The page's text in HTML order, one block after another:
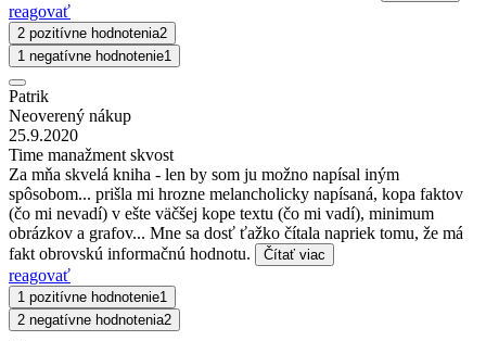
reagovať
2 pozitívne hodnotenia2
1 negatívne hodnotenie1
Patrik
Neoverený nákup
25.9.2020
Time manažment skvost
Za mňa skvelá kniha - len by som ju možno napísal iným
spôsobom... prišla mi hrozne melancholicky napísaná, kopa faktov
(čo mi nevadí) v ešte väčšej kope textu (čo mi vadí), minimum
obrázkov a grafov... Mne sa dosť ťažko čítala napriek tomu, že má
fakt obrovskú informačnú hodnotu.
Čítať viac
reagovať
1 pozitívne hodnotenie1
2 negatívne hodnotenia2